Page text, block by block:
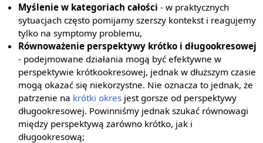
Myślenie w kategoriach całości - w praktycznych
sytuacjach często pomijamy szerszy kontekst i reagujemy
tylko na symptomy problemu,
Równoważenie perspektywy krótko i długookresowej
- podejmowane działania mogą być efektywne w
perspektywie krótkookresowej, jednak w dłuższym czasie
mogą okazać się niekorzystne. Nie oznacza to jednak, że
patrzenie na krótki okres jest gorsze od perspektywy
długookresowej. Powinniśmy jednak szukać równowagi
między perspektywą zarówno krótko, jak i
długookresową;